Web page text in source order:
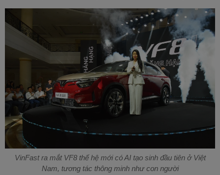
VinFast ra mắt VF8 thế hệ mới có AI tạo sinh đầu tiên ở Việt
Nam, tương tác thông minh như con người